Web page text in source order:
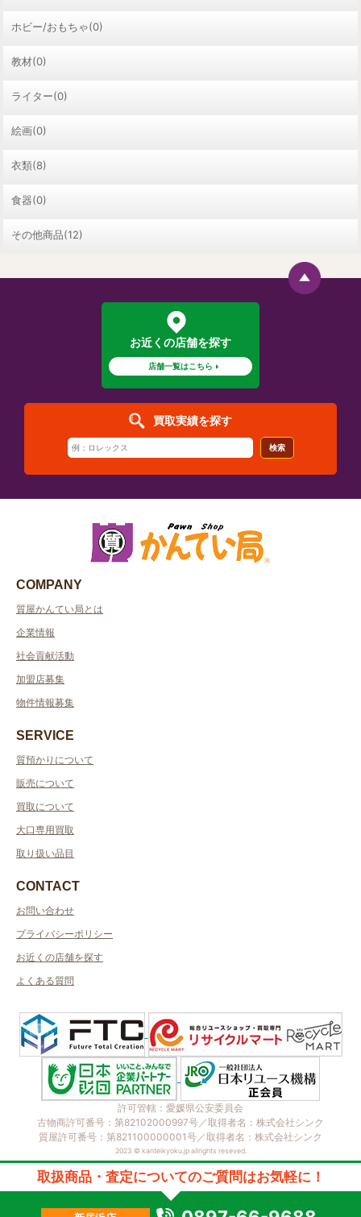
ホビー/おもちゃ(0)
教材(0)
ライター(0)
絵画(0)
衣類(8)
食器(0)
その他商品(12)
お近くの店舗を探す
店舗一覧はこちら
買取実績を探す
検索
COMPANY
質屋かんてい局とは
企業情報
社会貢献活動
加盟店募集
物件情報募集
SERVICE
質預かりについて
販売について
買取について
大口専用買取
取り扱い品目
CONTACT
お問い合わせ
プライバシーポリシー
お近くの店舗を探す
よくある質問
許可管轄：愛媛県公安委員会
古物商許可番号：第82102000997号／取得者名：株式会社シンク
質屋許可番号：第821100000001号／取得者名：株式会社シンク
2023 © kanteikyoku.jp allrights reseved.
取扱商品・査定についてのご質問はお気軽に！